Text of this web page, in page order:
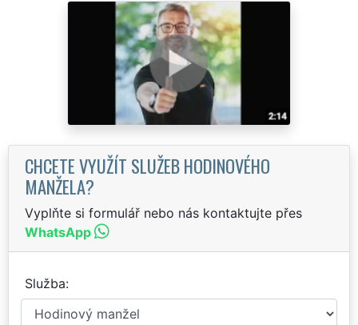
CHCETE VYUŽÍT SLUŽEB HODINOVÉHO
MANŽELA?
Vyplňte si formulář nebo nás kontaktujte přes
WhatsApp
Služba